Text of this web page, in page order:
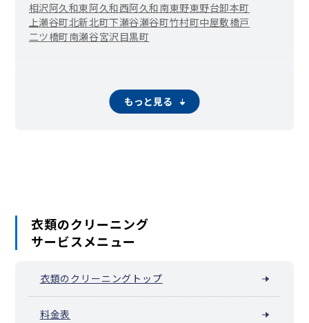
相沢阿久和東阿久和西阿久和南東野東野台卸本町
上瀬谷町北新北町下瀬谷瀬谷町竹村町中屋敷橋戸
二ツ橋町南瀬谷宮沢目黒町
もっと見る
衣類のクリーニング
サービスメニュー
衣類のクリーニングトップ
料金表